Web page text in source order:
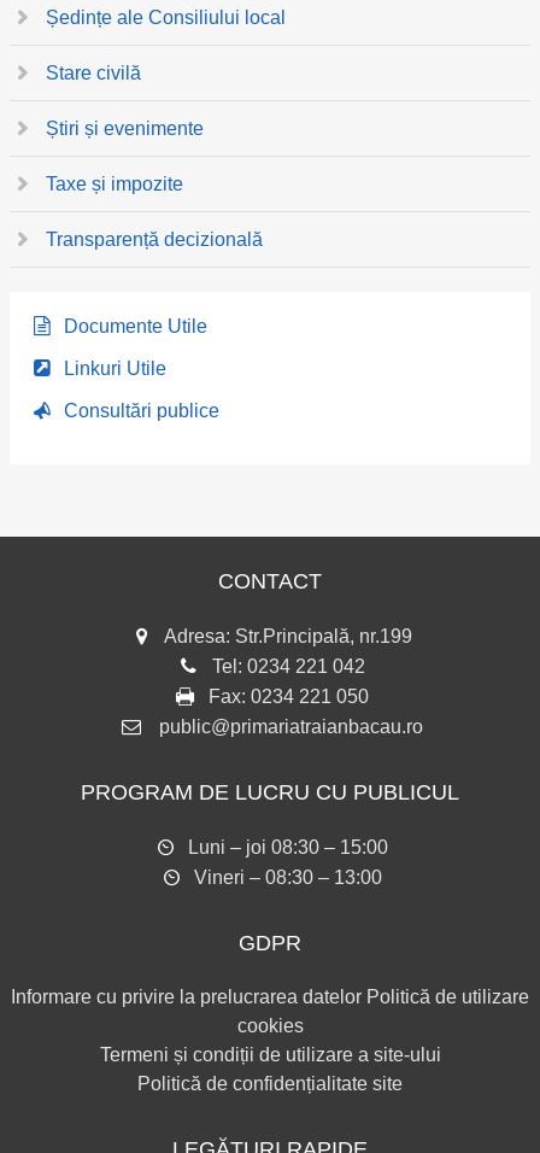
Ședințe ale Consiliului local
Stare civilă
Știri și evenimente
Taxe și impozite
Transparență decizională
Documente Utile
Linkuri Utile
Consultări publice
CONTACT
Adresa: Str.Principală, nr.199
Tel: 0234 221 042
Fax: 0234 221 050
public@primariatraianbacau.ro
PROGRAM DE LUCRU CU PUBLICUL
Luni – joi 08:30 – 15:00
Vineri – 08:30 – 13:00
GDPR
Informare cu privire la prelucrarea datelor Politică de utilizare
cookies
Termeni și condiții de utilizare a site-ului
Politică de confidențialitate site